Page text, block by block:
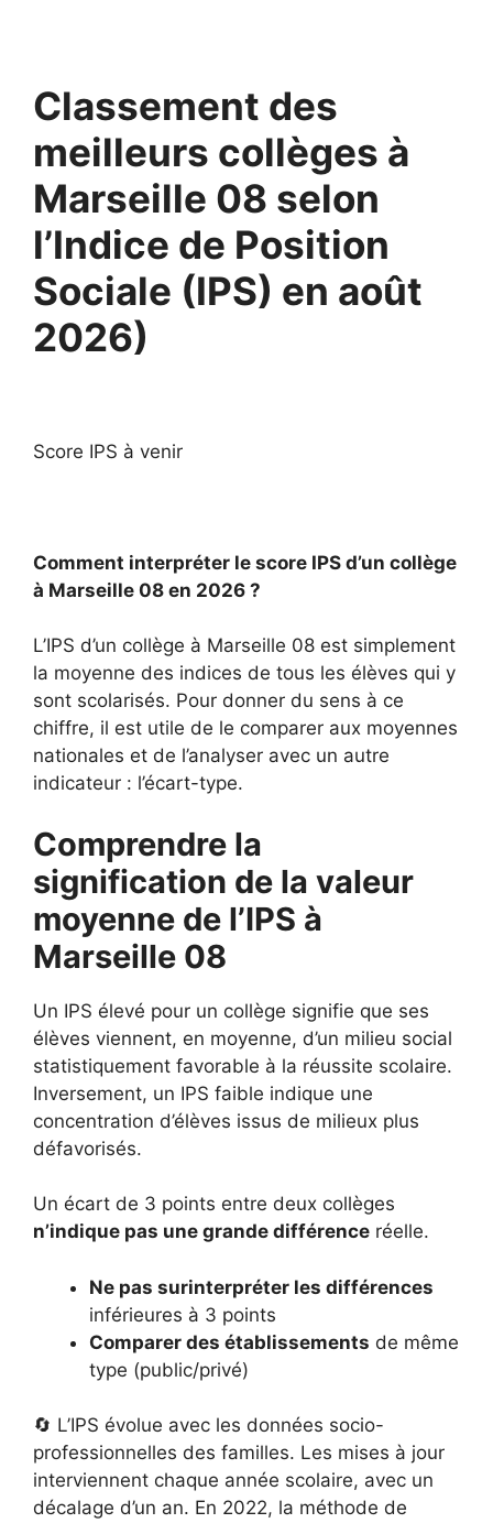
Classement des
meilleurs collèges à
Marseille 08 selon
l’Indice de Position
Sociale (IPS) en août
2026)
Score IPS à venir
Comment interpréter le score IPS d’un collège
à Marseille 08 en 2026 ?
L’IPS d’un collège à Marseille 08 est simplement
la moyenne des indices de tous les élèves qui y
sont scolarisés. Pour donner du sens à ce
chiffre, il est utile de le comparer aux moyennes
nationales et de l’analyser avec un autre
indicateur : l’écart-type.
Comprendre la
signification de la valeur
moyenne de l’IPS à
Marseille 08
Un IPS élevé pour un collège signifie que ses
élèves viennent, en moyenne, d’un milieu social
statistiquement favorable à la réussite scolaire.
Inversement, un IPS faible indique une
concentration d’élèves issus de milieux plus
défavorisés.
Un écart de 3 points entre deux collèges
n’indique pas une grande différence réelle.
Ne pas surinterpréter les différences
inférieures à 3 points
Comparer des établissements de même
type (public/privé)
🔄 L’IPS évolue avec les données socio-
professionnelles des familles. Les mises à jour
interviennent chaque année scolaire, avec un
décalage d’un an. En 2022, la méthode de